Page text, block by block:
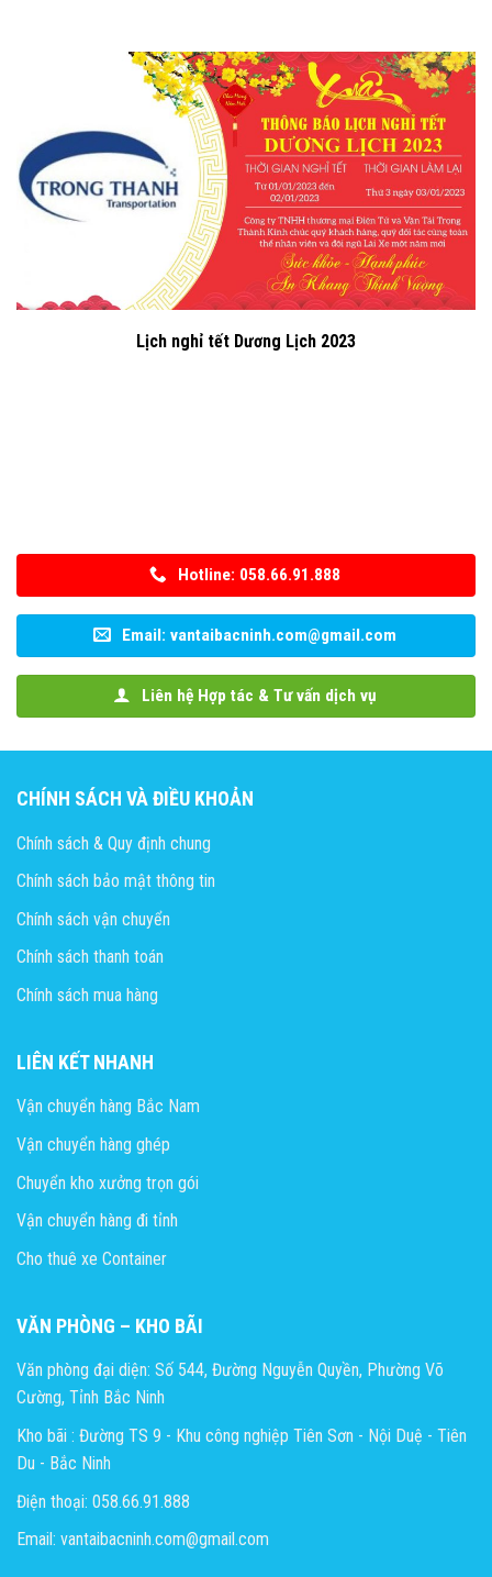
Lịch nghỉ tết Dương Lịch 2023
Hotline: 058.66.91.888
Email: vantaibacninh.com@gmail.com
Liên hệ Hợp tác & Tư vấn dịch vụ
CHÍNH SÁCH VÀ ĐIỀU KHOẢN
Chính sách & Quy định chung
Chính sách bảo mật thông tin
Chính sách vận chuyển
Chính sách thanh toán
Chính sách mua hàng
LIÊN KẾT NHANH
Vận chuyển hàng Bắc Nam
Vận chuyển hàng ghép
Chuyển kho xưởng trọn gói
Vận chuyển hàng đi tỉnh
Cho thuê xe Container
VĂN PHÒNG – KHO BÃI
Văn phòng đại diện: Số 544, Đường Nguyễn Quyền, Phường Võ
Cường, Tỉnh Bắc Ninh
Kho bãi : Đường TS 9 - Khu công nghiệp Tiên Sơn - Nội Duệ - Tiên
Du - Bắc Ninh
Điện thoại: 058.66.91.888
Email: vantaibacninh.com@gmail.com